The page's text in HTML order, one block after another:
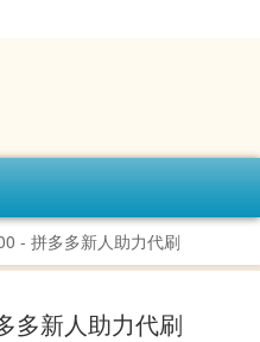
- 拼多多新人助力代刷
多新人助力代刷